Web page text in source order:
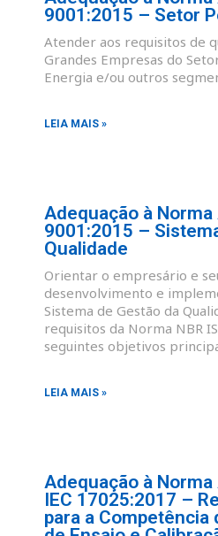
9001:2015 – Setor
Atender aos requisitos de
Grandes Empresas do
Energia e/ou outros
LEIA MAIS »
Adequação à Norma
9001:2015 –
Qualidade
Orientar o empresário e
desenvolvimento e
Sistema de Gestão da
requisitos da Norma NBR
seguintes objetivos
LEIA MAIS »
Adequação à Norma
IEC 17025:2017 –
para a Competência